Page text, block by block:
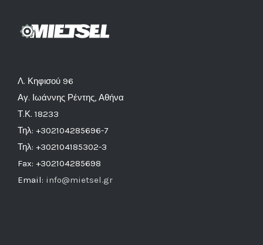
Λ. Κηφισού 96
Αγ. Ιωάννης Ρέντης, Αθήνα
Τ.Κ. 18233
Τηλ: +302104285696-7
Τηλ: +302104185302-3
Fax: +302104285698
Email: info@mietsel.gr